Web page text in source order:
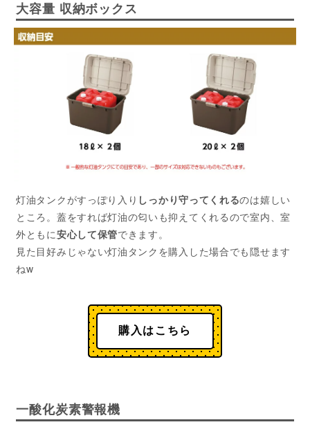
大容量 収納ボックス
灯油タンクがすっぽり入り しっかり守ってくれるのは嬉しい
ところ。蓋をすれば灯油の匂いも抑えてくれるので室内、室
外ともに安心して保管できます。
見た目好みじゃない灯油タンクを購入した場合でも隠せます
ねw
購入はこちら
一酸化炭素警報機